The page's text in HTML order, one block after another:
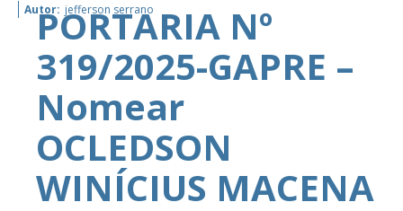
Autor: jefferson serrano
PORTARIA Nº
319/2025-GAPRE –
Nomear
OCLEDSON
WINÍCIUS MACENA